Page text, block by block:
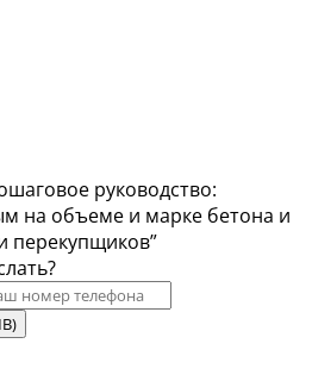
руководство:
на объеме и марке бетона и
перекупщиков”